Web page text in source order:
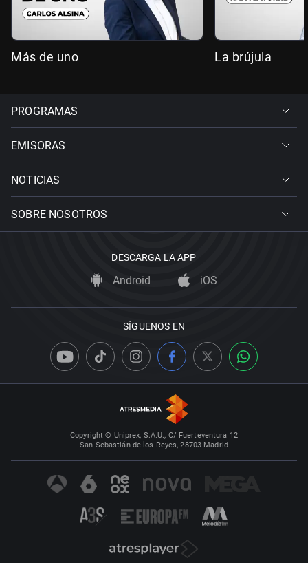
Más de uno La brújula
PROGRAMAS
EMISORAS
NOTICIAS
SOBRE NOSOTROS
DESCARGA LA APP
Android iOS
SÍGUENOS EN
Copyright © Uniprex, S.A.U., C/ Fuerteventura 12
San Sebastián de los Reyes, 28703 Madrid